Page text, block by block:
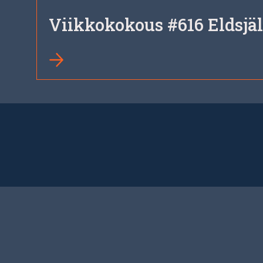
Viikkokokous #616